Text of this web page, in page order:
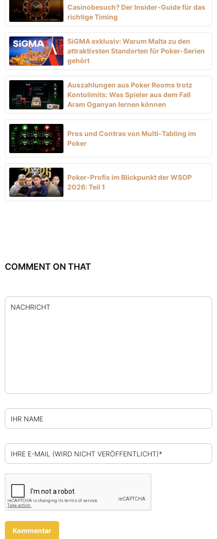
Casinobesuch? Der Insider-Guide für das
richtige Timing
SiGMA exklusiv: Warum Malta zu den
attraktivsten Standorten für Poker-Serien
gehört
Auszahlungen aus Poker Rooms trotz
Kontolimits: Was Spieler aus dem Fall
Aram Oganyan lernen können
Pros und Contras von Multi-Tabling im
Poker
Poker-Profis im Blickpunkt der WSOP
2026: Teil 1
COMMENT ON THAT
NACHRICHT
IHR NAME
IHRE E-MAIL (WIRD NICHT VERÖFFENTLICHT)*